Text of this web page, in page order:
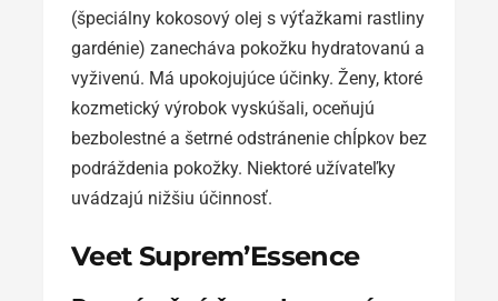
(špeciálny kokosový olej s výťažkami rastliny
gardénie) zanecháva pokožku hydratovanú a
vyživenú. Má upokojujúce účinky. Ženy, ktoré
kozmetický výrobok vyskúšali, oceňujú
bezbolestné a šetrné odstránenie chĺpkov bez
podráždenia pokožky. Niektoré užívateľky
uvádzajú nižšiu účinnosť.
Veet Suprem’Essence